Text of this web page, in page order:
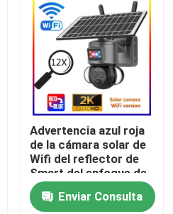
Advertencia azul roja
de la cámara solar de
Wifi del reflector de
Smart del enfoque de
PTZ 12X
Enviar Consulta